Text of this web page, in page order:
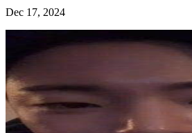
Dec 17, 2024